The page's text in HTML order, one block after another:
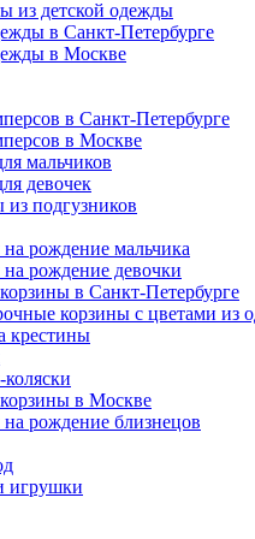
из детской одежды
в Санкт-Петербурге
в Москве
в Санкт-Петербурге
в Москве
мальчиков
девочек
подгузников
рождение мальчика
рождение девочки
в Санкт-Петербурге
корзины с цветами из
крестины
в Москве
рождение близнецов
игрушки